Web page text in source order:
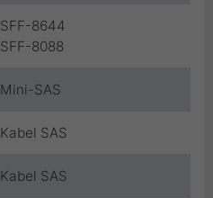
SFF-8644
SFF-8088
Mini-SAS
Kabel SAS
Kabel SAS